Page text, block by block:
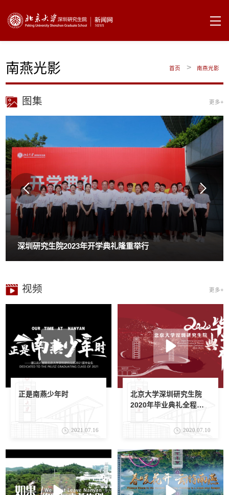
南燕光影 首页 > 南燕光影
图集 更多+
深圳研究生院2023年开学典礼隆重举行
视频 更多+
正是南燕少年时
2021.07.16
北京大学深圳研究生院
2020年毕业典礼全程视
2020.07.10